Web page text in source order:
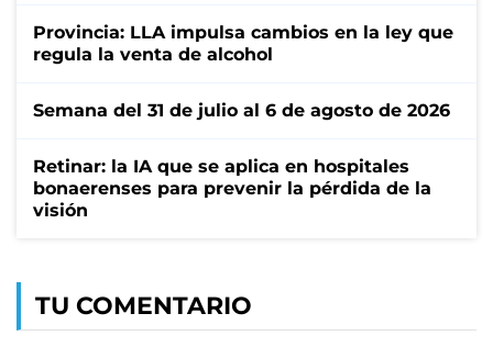
Provincia: LLA impulsa cambios en la ley que
regula la venta de alcohol
Semana del 31 de julio al 6 de agosto de 2026
Retinar: la IA que se aplica en hospitales
bonaerenses para prevenir la pérdida de la
visión
TU COMENTARIO